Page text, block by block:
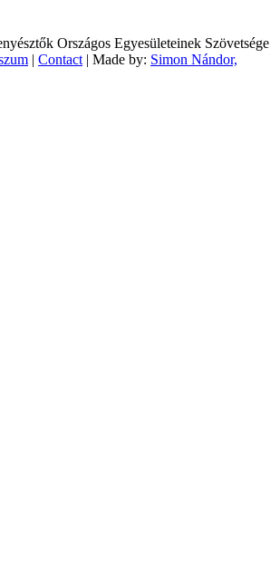
Országos Egyesületeinek Szövetsége
| Contact | Made by: Simon Nándor,